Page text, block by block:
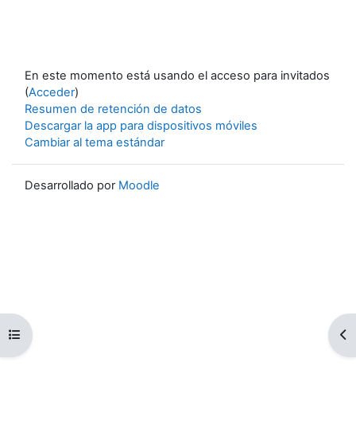
Abrir índice del curso
En este momento está usando el acceso para invitados
(Acceder)
Resumen de retención de datos
Descargar la app para dispositivos móviles
Cambiar al tema estándar
Desarrollado por Moodle